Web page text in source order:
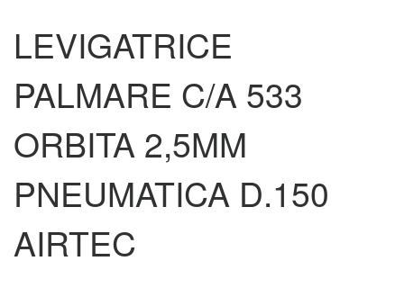
LEVIGATRICE
PALMARE C/A 533
ORBITA 2,5MM
PNEUMATICA D.150
AIRTEC